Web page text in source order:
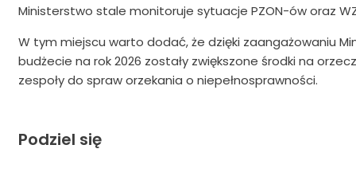
Ministerstwo stale monitoruje sytuacje PZON-ów oraz
W tym miejscu warto dodać, że dzięki zaangażowaniu
budżecie na rok 2026 zostały zwiększone środki na
zespoły do spraw orzekania o niepełnosprawności.
Podziel się